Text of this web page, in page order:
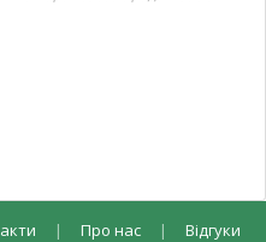
| Про нас | Відгуки